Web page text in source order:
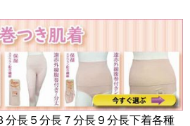
分長５分長７分長９分長下着各種